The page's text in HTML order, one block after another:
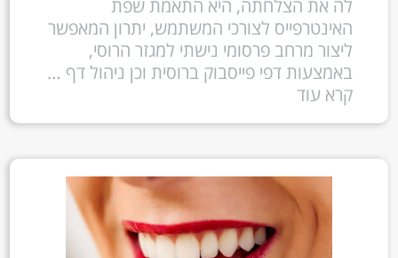
לה את הצלחתה, היא התאמת שפת
האינטרפייס לצורכי המשתמש, יתרון המאפשר
ליצור מרחב פרסומי נישתי למגזר הרוסי,
באמצעות דפי פייסבוק ברוסית וכן ניהול דף …
קרא עוד